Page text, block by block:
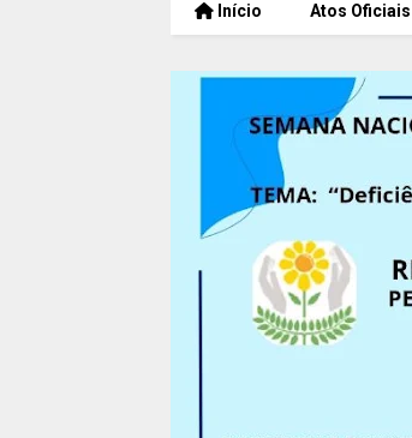
Início Atos Oficiais